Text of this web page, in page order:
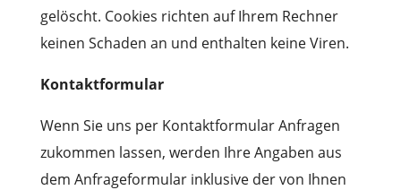
gelöscht. Cookies richten auf Ihrem Rechner
keinen Schaden an und enthalten keine Viren.
Kontaktformular
Wenn Sie uns per Kontaktformular Anfragen
zukommen lassen, werden Ihre Angaben aus
dem Anfrageformular inklusive der von Ihnen